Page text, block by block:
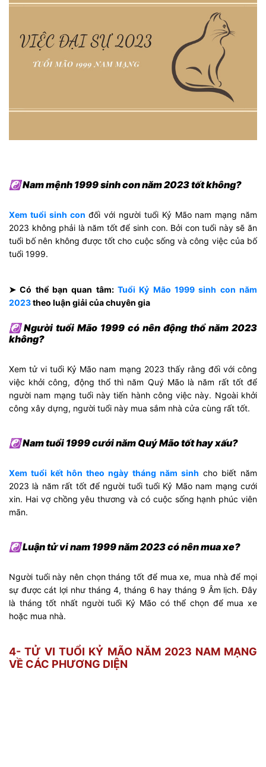
☯ Nam mệnh 1999 sinh con năm 2023 tốt không?
Xem tuổi sinh con đối với người tuổi Kỷ Mão nam mạng năm
2023 không phải là năm tốt để sinh con. Bởi con tuổi này sẽ ăn
tuổi bố nên không được tốt cho cuộc sống và công việc của bố
tuổi 1999.
➤ Có thể bạn quan tâm: Tuổi Kỷ Mão 1999 sinh con năm
2023theo luận giải của chuyên gia
☯ Người tuổi Mão 1999 có nên động thổ năm 2023
không?
Xem tử vi tuổi Kỷ Mão nam mạng 2023 thấy rằng đối với công
việc khởi công, động thổ thì năm Quý Mão là năm rất tốt để
người nam mạng tuổi này tiến hành công việc này. Ngoài khởi
công xây dựng, người tuổi này mua sắm nhà cửa cùng rất tốt.
☯ Nam tuổi 1999 cưới năm Quý Mão tốt hay xấu?
Xem tuổi kết hôn theo ngày tháng năm sinh cho biết năm
2023 là năm rất tốt để người tuổi tuổi Kỷ Mão nam mạng cưới
xin. Hai vợ chồng yêu thương và có cuộc sống hạnh phúc viên
mãn.
☯ Luận tử vi nam 1999 năm 2023 có nên mua xe?
Người tuổi này nên chọn tháng tốt để mua xe, mua nhà để mọi
sự được cát lợi như tháng 4, tháng 6 hay tháng 9 Âm lịch. Đây
là tháng tốt nhất người tuổi Kỷ Mão có thể chọn để mua xe
hoặc mua nhà.
4- TỬ VI TUỔI KỶ MÃO NĂM 2023 NAM MẠNG
VỀ CÁC PHƯƠNG DIỆN